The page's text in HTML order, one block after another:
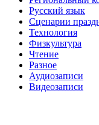
Русский язык
Сценарии
Технология
Физкультура
Чтение
Разное
Аудиозаписи
Видеозаписи